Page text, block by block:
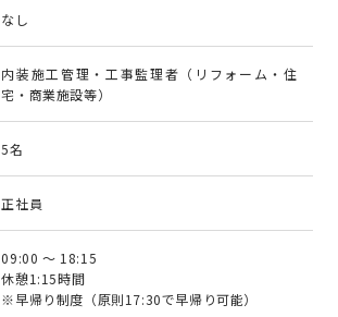
なし
内装施工管理・工事監理者（リフォーム・住
宅・商業施設等）
5名
正社員
09:00 ～ 18:15
休憩1:15時間
※早帰り制度（原則17:30で早帰り可能）